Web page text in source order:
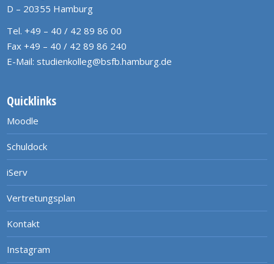
D – 20355 Hamburg
Tel. +49 – 40 / 42 89 86 00
Fax +49 – 40 / 42 89 86 240
E-Mail: studienkolleg@bsfb.hamburg.de
Quicklinks
Moodle
Schuldock
iServ
Vertretungsplan
Kontakt
Instagram